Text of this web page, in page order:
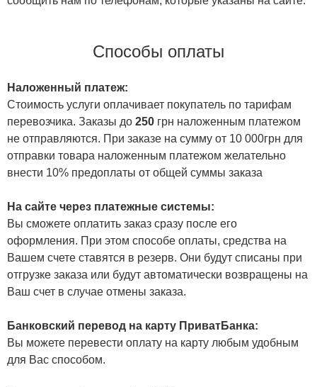
Способы оплаты
Наложенный платеж:
Стоимость услуги оплачивает покупатель по тарифам
перевозчика. Заказы до 250 грн наложенным платежом
не отправляются. При заказе на сумму от 10 000грн для
отправки товара наложенным платежом желательно
внести 10% предоплаты от общей суммы заказа
На сайте через платежные системы:
Вы сможете оплатить заказ сразу после его
оформления. При этом способе оплаты, средства на
Вашем счете ставятся в резерв. Они будут списаны при
отгрузке заказа или будут автоматически возвращены на
Ваш счет в случае отмены заказа.
Банковский перевод на карту ПриватБанка:
Вы можете перевести оплату на карту любым удобным
для Вас способом.